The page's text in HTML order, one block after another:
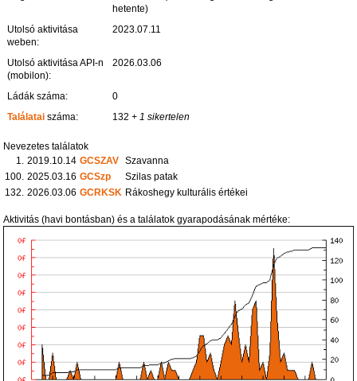
hetente)
Utolsó aktivitása
weben:
2023.07.11
Utolsó aktivitása API-n
(mobilon):
2026.03.06
Ládák száma:
0
Találatai száma: 132 + 1 sikertelen
Nevezetes találatok
1. 2019.10.14 GCSZAV
Szavanna
100. 2025.03.16 GCSzp
Szilas patak
132. 2026.03.06 GCRKSK Rákoshegy kulturális értékei
Aktivitás (havi bontásban) és a találatok gyarapodásának mértéke: